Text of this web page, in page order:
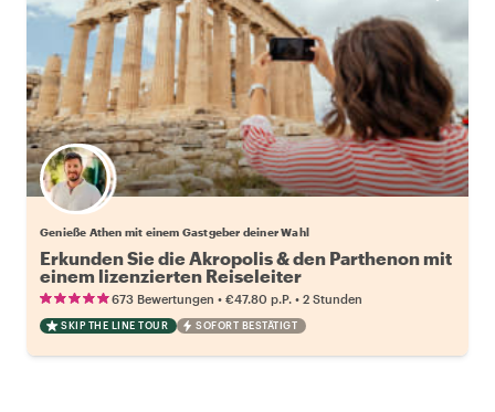
Wähle deinen Lieblingsgastgeber
Genieße Athen mit einem Gastgeber deiner Wahl
Erkunden Sie die Akropolis & den Parthenon mit
einem lizenzierten Reiseleiter
673 Bewertungen • €47.80 p.P. • 2 Stunden
SKIP THE LINE TOUR SOFORT BESTÄTIGT